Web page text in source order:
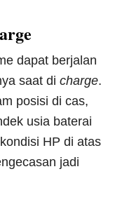
dapat berjalan
saat dicharge.
posisi di cas,
usia baterai
HP di atas
jadi